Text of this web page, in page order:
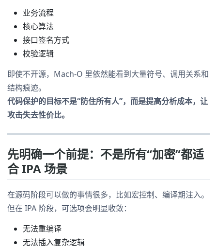
业务流程
核心算法
接口签名方式
校验逻辑
即使不开源，Mach-O 里依然能看到大量符号、调用关系和
结构痕迹。
代码保护的目标不是“防住所有人”，而是提高分析成本，让
攻击失去性价比。
先明确一个前提：不是所有“加密”都适
合 IPA 场景
在源码阶段可以做的事情很多，比如宏控制、编译期注入。
但在 IPA 阶段，可选项会明显收敛：
无法重编译
无法插入复杂逻辑